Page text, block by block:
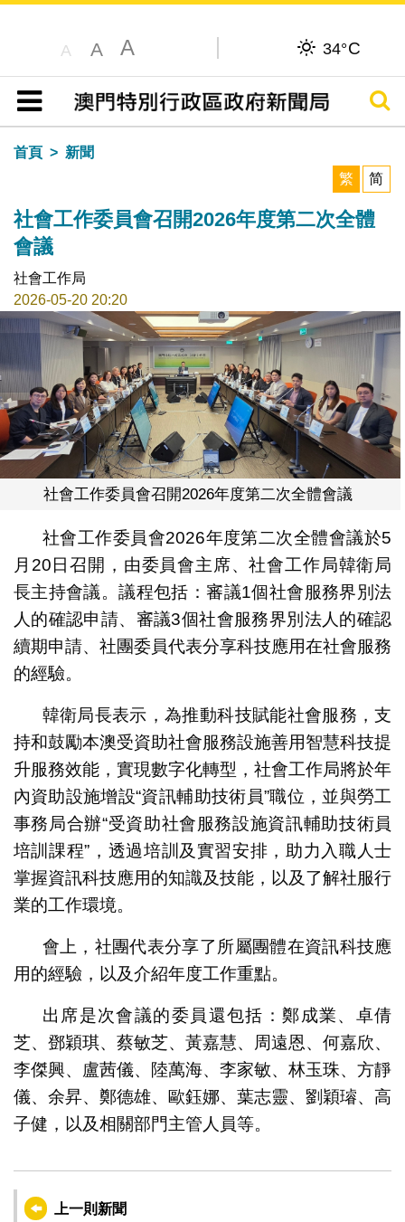
A A A 34°C
目錄
搜尋
首頁
新聞
繁
简
社會工作委員會召開2026年度第二次全體
會議
社會工作局
2026-05-20 20:20
社會工作委員會召開2026年度第二次全體會議
社會工作委員會2026年度第二次全體會議於5
月20日召開，由委員會主席、社會工作局韓衛局
長主持會議。議程包括：審議1個社會服務界別法
人的確認申請、審議3個社會服務界別法人的確認
續期申請、社團委員代表分享科技應用在社會服務
的經驗。
韓衛局長表示，為推動科技賦能社會服務，支
持和鼓勵本澳受資助社會服務設施善用智慧科技提
升服務效能，實現數字化轉型，社會工作局將於年
內資助設施增設“資訊輔助技術員”職位，並與勞工
事務局合辦“受資助社會服務設施資訊輔助技術員
培訓課程”，透過培訓及實習安排，助力入職人士
掌握資訊科技應用的知識及技能，以及了解社服行
業的工作環境。
會上，社團代表分享了所屬團體在資訊科技應
用的經驗，以及介紹年度工作重點。
出席是次會議的委員還包括：鄭成業、卓倩
芝、鄧穎琪、蔡敏芝、黃嘉慧、周遠恩、何嘉欣、
李傑興、盧茜儀、陸萬海、李家敏、林玉珠、方靜
儀、余昇、鄭德雄、歐鈺娜、葉志靈、劉穎璿、高
子健，以及相關部門主管人員等。
上一則新聞